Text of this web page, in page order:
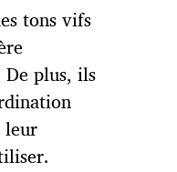
tons vifs
De plus, ils